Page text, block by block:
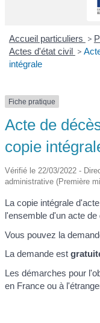
Accueil particuliers >
Actes d'état civil >
intégrale
Fiche pratique
Acte de
copie
Vérifié le 22/03/2022 -
administrative (Première
La copie intégrale
l'ensemble d'un acte de
Vous pouvez la
La demande est
Les démarches pour
en France ou à